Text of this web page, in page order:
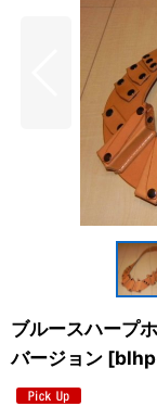
ブルースハープ
バージョン [